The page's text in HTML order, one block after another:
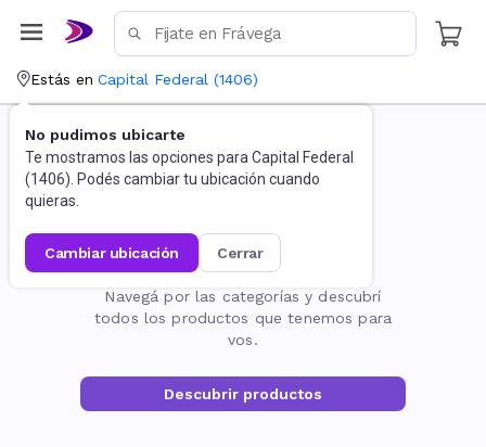
Estás en Capital Federal (1406)
No pudimos ubicarte
Te mostramos las opciones para Capital Federal
(1406). Podés cambiar tu ubicación cuando
quieras.
cambiar ubicación cerrar
La página no existe
Navegá por las categorías y descubrí
todos los productos que tenemos para
vos.
Descubrir productos